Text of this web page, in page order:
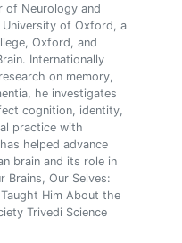
of Neurology and
of Oxford, a
Oxford, and
Internationally
on memory,
he investigates
cognition, identity,
practice with
helped advance
brain and its role in
Brains, Our Selves:
Him About the
Trivedi Science